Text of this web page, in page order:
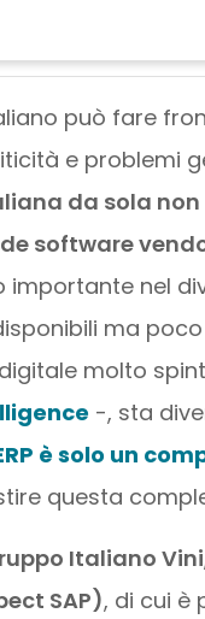
può fare
e problemi
da sola non
software
importante nel
ma poco
molto
-, sta
è solo un
questa
Italiano Vini
SAP), di cui è